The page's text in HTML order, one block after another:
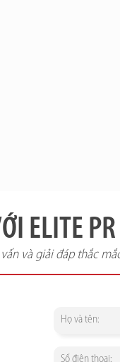
ELITE
và giải đáp thắc